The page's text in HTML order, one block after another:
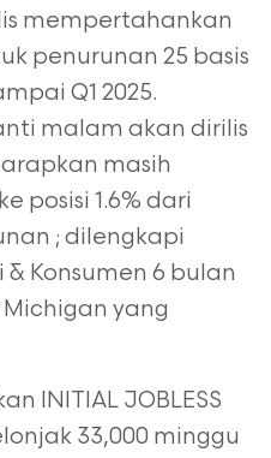
mempertahankan
penurunan 25 basis
Q1 2025.
malam akan dirilis
masih
posisi 1.6% dari
; dilengkapi
Konsumen 6 bulan
yang
INITIAL JOBLESS
33,000 minggu